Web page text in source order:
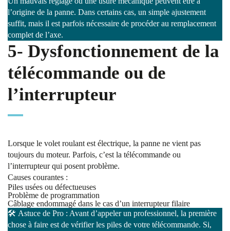
l’origine de la panne. Dans certains cas, un simple ajustement
suffit, mais il est parfois nécessaire de procéder au remplacement
complet de l’axe.
5- Dysfonctionnement de la
télécommande ou de
l’interrupteur
Lorsque le volet roulant est électrique, la panne ne vient pas
toujours du moteur. Parfois, c’est la télécommande ou
l’interrupteur qui posent problème.
Causes courantes :
Piles usées ou défectueuses
Problème de programmation
Câblage endommagé dans le cas d’un interrupteur filaire
🛠️ Astuce de Pro : Avant d’appeler un professionnel, la première
chose à faire est de vérifier les piles de votre télécommande. Si,